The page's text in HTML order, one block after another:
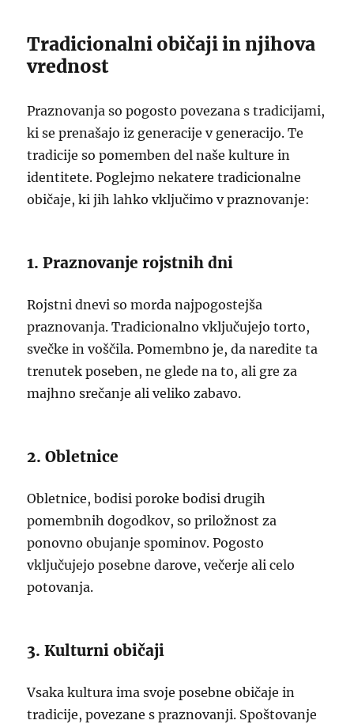
Tradicionalni običaji in njihova
vrednost
Praznovanja so pogosto povezana s tradicijami,
ki se prenašajo iz generacije v generacijo. Te
tradicije so pomemben del naše kulture in
identitete. Poglejmo nekatere tradicionalne
običaje, ki jih lahko vključimo v praznovanje:
1. Praznovanje rojstnih dni
Rojstni dnevi so morda najpogostejša
praznovanja. Tradicionalno vključujejo torto,
svečke in voščila. Pomembno je, da naredite ta
trenutek poseben, ne glede na to, ali gre za
majhno srečanje ali veliko zabavo.
2. Obletnice
Obletnice, bodisi poroke bodisi drugih
pomembnih dogodkov, so priložnost za
ponovno obujanje spominov. Pogosto
vključujejo posebne darove, večerje ali celo
potovanja.
3. Kulturni običaji
Vsaka kultura ima svoje posebne običaje in
tradicije, povezane s praznovanji. Spoštovanje